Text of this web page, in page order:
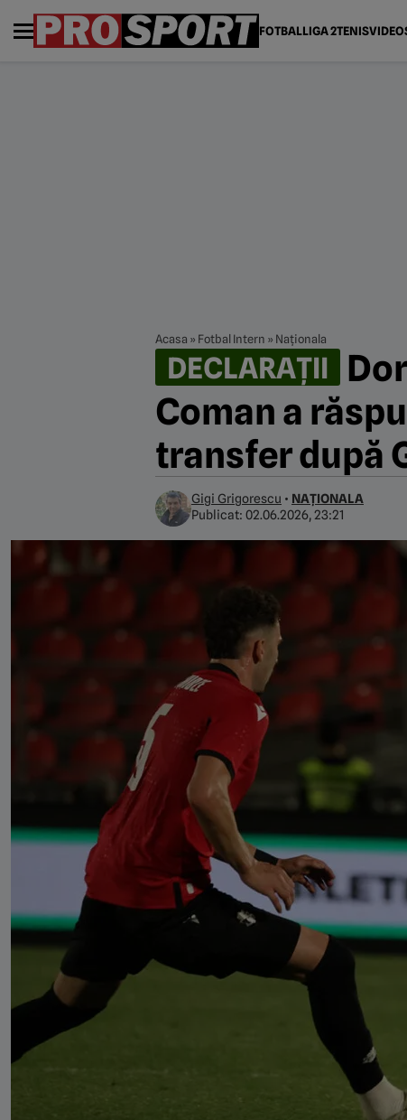
FOTBALLIGA 2TENISVIDEO
Acasa » Fotbal Intern » Naționala
DECLARAȚII
Coman a
transfer după
Gigi Grigorescu • NAȚIONALA
Publicat: 02.06.2026, 23:21